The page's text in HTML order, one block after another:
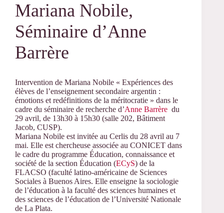
Mariana Nobile,
Séminaire d’Anne
Barrère
Intervention de Mariana Nobile « Expériences des
élèves de l’enseignement secondaire argentin :
émotions et redéfinitions de la méritocratie » dans le
cadre du séminaire de recherche d’Anne Barrère du
29 avril, de 13h30 à 15h30 (salle 202, Bâtiment
Jacob, CUSP).
Mariana Nobile est invitée au Cerlis du 28 avril au 7
mai. Elle est chercheuse associée au CONICET dans
le cadre du programme Éducation, connaissance et
société de la section Éducation (ECyS) de la
FLACSO (faculté latino-américaine de Sciences
Sociales à Buenos Aires. Elle enseigne la sociologie
de l’éducation à la faculté des sciences humaines et
des sciences de l’éducation de l’Université Nationale
de La Plata.